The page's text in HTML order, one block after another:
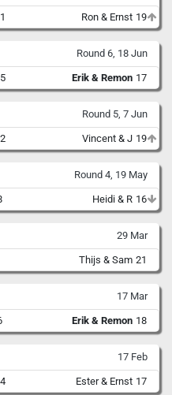
Ron & Ernst 19
Round 6, 18 Jun
Erik & Remon 17
Round 5, 7 Jun
Vincent & J 19
Round 4, 19 May
Heidi & R 16
29 Mar
Thijs & Sam 21
17 Mar
Erik & Remon 18
17 Feb
Ester & Ernst 17